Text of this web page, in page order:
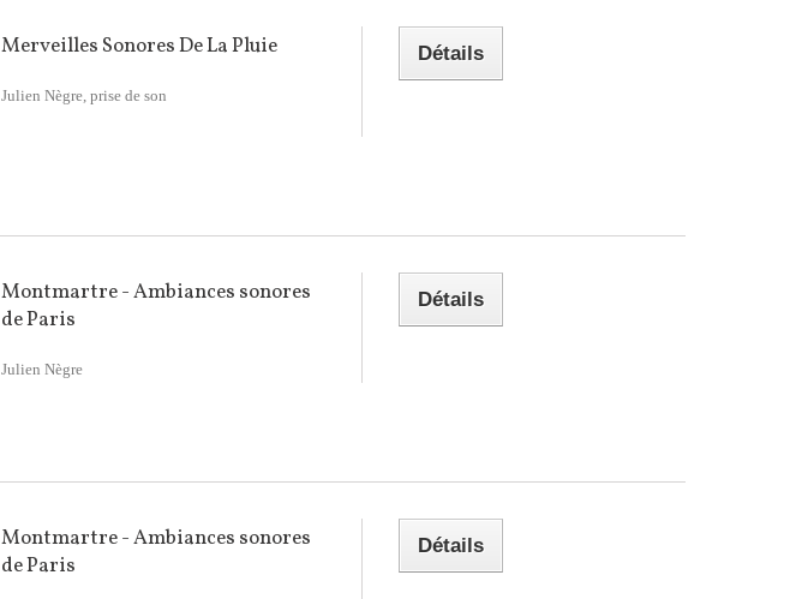
Merveilles Sonores De La Pluie
Julien Nègre, prise de son
Détails
Montmartre - Ambiances sonores
de Paris
Julien Nègre
Détails
Montmartre - Ambiances sonores
de Paris
Détails